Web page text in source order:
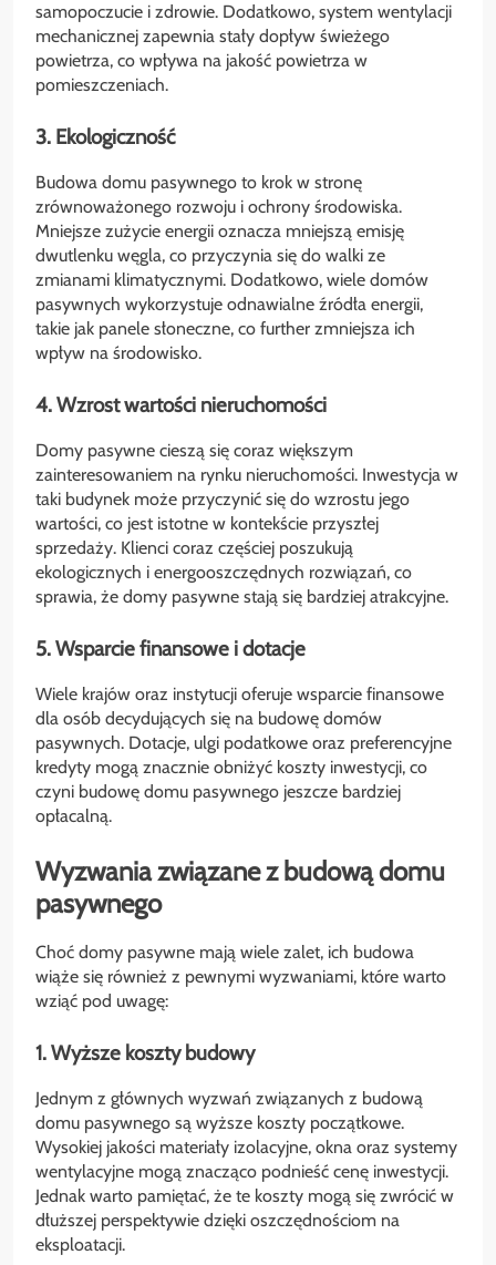
samopoczucie i zdrowie. Dodatkowo, system wentylacji
mechanicznej zapewnia stały dopływ świeżego
powietrza, co wpływa na jakość powietrza w
pomieszczeniach.
3. Ekologiczność
Budowa domu pasywnego to krok w stronę
zrównoważonego rozwoju i ochrony środowiska.
Mniejsze zużycie energii oznacza mniejszą emisję
dwutlenku węgla, co przyczynia się do walki ze
zmianami klimatycznymi. Dodatkowo, wiele domów
pasywnych wykorzystuje odnawialne źródła energii,
takie jak panele słoneczne, co further zmniejsza ich
wpływ na środowisko.
4. Wzrost wartości nieruchomości
Domy pasywne cieszą się coraz większym
zainteresowaniem na rynku nieruchomości. Inwestycja w
taki budynek może przyczynić się do wzrostu jego
wartości, co jest istotne w kontekście przyszłej
sprzedaży. Klienci coraz częściej poszukują
ekologicznych i energooszczędnych rozwiązań, co
sprawia, że domy pasywne stają się bardziej atrakcyjne.
5. Wsparcie finansowe i dotacje
Wiele krajów oraz instytucji oferuje wsparcie finansowe
dla osób decydujących się na budowę domów
pasywnych. Dotacje, ulgi podatkowe oraz preferencyjne
kredyty mogą znacznie obniżyć koszty inwestycji, co
czyni budowę domu pasywnego jeszcze bardziej
opłacalną.
Wyzwania związane z budową domu
pasywnego
Choć domy pasywne mają wiele zalet, ich budowa
wiąże się również z pewnymi wyzwaniami, które warto
wziąć pod uwagę:
1. Wyższe koszty budowy
Jednym z głównych wyzwań związanych z budową
domu pasywnego są wyższe koszty początkowe.
Wysokiej jakości materiały izolacyjne, okna oraz systemy
wentylacyjne mogą znacząco podnieść cenę inwestycji.
Jednak warto pamiętać, że te koszty mogą się zwrócić w
dłuższej perspektywie dzięki oszczędnościom na
eksploatacji.